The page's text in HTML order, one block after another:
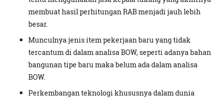
membuat hasil perhitungan RAB menjadi jauh lebih
besar.
Munculnya jenis item pekerjaan baru yang tidak
tercantum di dalam analisa BOW, seperti adanya bahan
bangunan tipe baru maka belum ada dalam analisa
BOW.
Perkembangan teknologi khususnya dalam dunia